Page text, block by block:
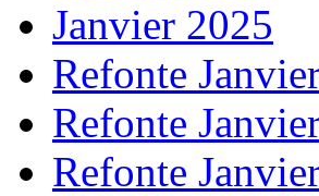
Janvier 2025
Refonte
Refonte
Refonte